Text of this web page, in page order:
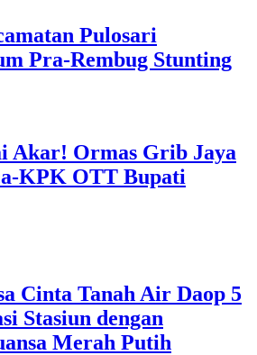
Pulosari
Pra-Rembug Stunting
Akar! Ormas Grib Jaya
KPK OTT Bupati
Cinta Tanah Air Daop 5
Stasiun dengan
Merah Putih